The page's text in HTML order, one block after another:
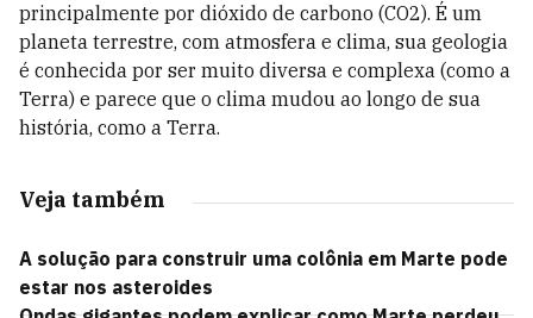
principalmente por dióxido de carbono (CO2). É um
planeta terrestre, com atmosfera e clima, sua geologia
é conhecida por ser muito diversa e complexa (como a
Terra) e parece que o clima mudou ao longo de sua
história, como a Terra.
Veja também
A solução para construir uma colônia em Marte pode
estar nos asteroides